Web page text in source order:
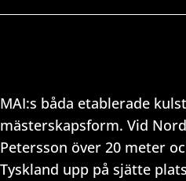
MAI:s båda etablerade
mästerskapsform. Vid
Petersson över 20 meter
Tyskland upp på sjätte